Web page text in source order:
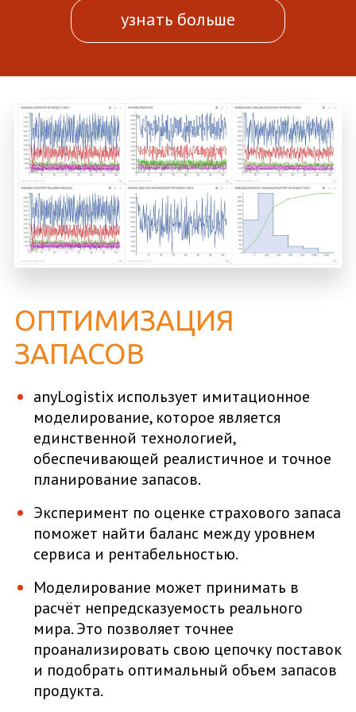
узнать больше
ОПТИМИЗАЦИЯ
ЗАПАСОВ
anyLogistix использует имитационное
моделирование, которое является
единственной технологией,
обеспечивающей реалистичное и точное
планирование запасов.
Эксперимент по оценке страхового запаса
поможет найти баланс между уровнем
сервиса и рентабельностью.
Моделирование может принимать в
расчёт непредсказуемость реального
мира. Это позволяет точнее
проанализировать свою цепочку поставок
и подобрать оптимальный объем запасов
продукта.